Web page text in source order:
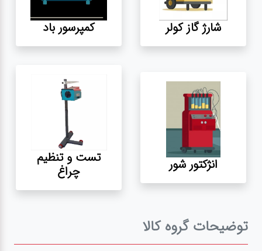
تعویض
مکانیکی
جلوبندی
برق و
باطری و
صافکاری
شارژ گاز کولر کمپرسور باد
انژکتور شور تست و تنظیم
چراغ
توضیحات گروه کالا